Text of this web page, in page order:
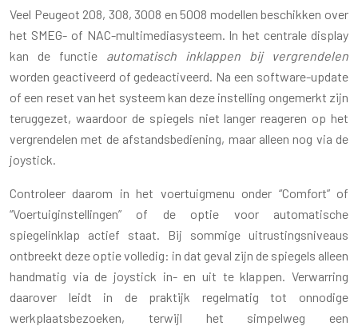
Veel Peugeot 208, 308, 3008 en 5008 modellen beschikken over
het SMEG- of NAC-multimediasysteem. In het centrale display
kan de functie automatisch inklappen bij vergrendelen
worden geactiveerd of gedeactiveerd. Na een software-update
of een reset van het systeem kan deze instelling ongemerkt zijn
teruggezet, waardoor de spiegels niet langer reageren op het
vergrendelen met de afstandsbediening, maar alleen nog via de
joystick.
Controleer daarom in het voertuigmenu onder “Comfort” of
“Voertuiginstellingen” of de optie voor automatische
spiegelinklap actief staat. Bij sommige uitrustingsniveaus
ontbreekt deze optie volledig: in dat geval zijn de spiegels alleen
handmatig via de joystick in- en uit te klappen. Verwarring
daarover leidt in de praktijk regelmatig tot onnodige
werkplaatsbezoeken, terwijl het simpelweg een